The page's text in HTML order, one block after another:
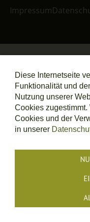
Impressum
Diese Internetseite
Funktionalität und
Nutzung unserer
Cookies zugestimmt.
Cookies und der
in unserer